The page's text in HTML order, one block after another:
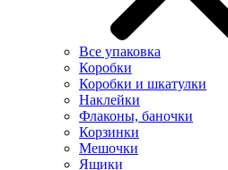
Все упаковка
Коробки
Коробки и шкатулки
Наклейки
Флаконы, баночки
Корзинки
Мешочки
Ящики